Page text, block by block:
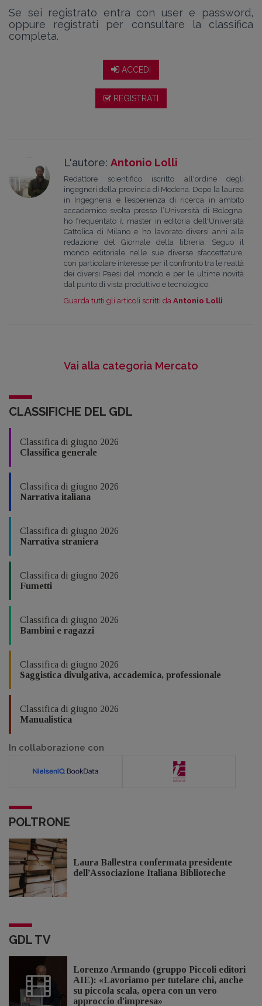
Se sei registrato entra con user e password,
oppure registrati per consultare la classifica
completa.
ACCEDI
REGISTRATI
L'autore: Antonio Lolli
Redattore scientifico iscritto all'ordine degli
ingegneri della provincia di Modena. Dopo la laurea
in Ingegneria e l’esperienza di ricerca in ambito
accademico svolta presso l’Università di Bologna,
ho frequentato il master in editoria dell'Università
Cattolica di Milano e ho lavorato diversi anni alla
redazione del Giornale della libreria. Seguo il
mondo editoriale nelle sue diverse sfaccettature,
con particolare interesse per il confronto tra le realtà
dei diversi Paesi del mondo e per le ultime novità
dal punto di vista produttivo e tecnologico.
Guarda tutti gli articoli scritti da Antonio Lolli
Vai alla categoria Mercato
CLASSIFICHE DEL GDL
Classifica di giugno 2026
Classifica generale
Classifica di giugno 2026
Narrativa italiana
Classifica di giugno 2026
Narrativa straniera
Classifica di giugno 2026
Fumetti
Classifica di giugno 2026
Bambini e ragazzi
Classifica di giugno 2026
Saggistica divulgativa, accademica, professionale
Classifica di giugno 2026
Manualistica
In collaborazione con
POLTRONE
Laura Ballestra confermata presidente
dell’Associazione Italiana Biblioteche
GDL TV
Lorenzo Armando (gruppo Piccoli editori
AIE): «Lavoriamo per tutelare chi, anche
su piccola scala, opera con un vero
approccio d'impresa»